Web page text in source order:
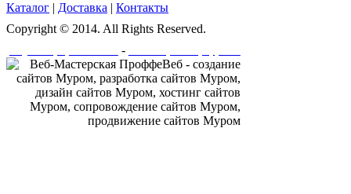
Каталог | Доставка | Контакты
Copyright © 2014. All Rights Reserved.
-